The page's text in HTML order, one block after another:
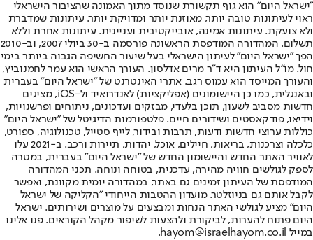
"ישראל היום" הוא גוף תקשורת שנוסד מתוך האמונה שהציבור הישראלי
ראוי לעיתונות טובה יותר, מאוזנת יותר ומדויקת יותר. עיתונות שמדברת
ולא צועקת. עיתונות אמינה, אובייקטיבית ועניינית. עיתונות אחרת וללא
תשלום. המהדורה המודפסת הראשונה פורסמה ב-30 ביולי 2007, וב-2010
הפך "ישראל היום" לעיתון הישראלי בעל שיעור החשיפה הגבוה ביותר בימי
חול. מו"ל העיתון היא ד"ר מרים אדלסון. העורך הראשי הוא עמר לחמנוביץ,
והעורך המייסד הוא עמוס רגב. אתרי האינטרנט של "ישראל היום" בעברית
ובאנגלית, כמו כן היישומונים (אפליקציות) לאנדרואיד ול-iOS, מציגים
חדשות מסביב לשעון, תוכן בלעדי, מבזקים ועדכונים, ניתוחים ופרשנויות,
וידיאו, פודקאסטים ושידורים חיים. פלטפורמות הדיגיטל של "ישראל היום"
כוללות ערוצי חדשות ודעות, תרבות ובידור, לייף סטייל, טכנולוגיה, ספורט,
כלכלה וצרכנות, בריאות, חיילים, אוכל, יהדות, תיירות ורכב. ב-2021 עלו
לאוויר האתר החדש והיישומון החדש של "ישראל היום" בעברית, במטרה
לספק לגולשים חוויה מהירה, עדכנית, בטוחה ונוחה. תכני המהדורה
המודפסת של העיתון זמינים גם באתר, במהדורה יומית מקוונת, ואפשר
לקבל אותם גם בניוזלטר. מועדון ההטבות הייחודי "הקליקה של ישראל
היום" מציע לגולשי האתר הנחות ומבצעים על מוצרים ושירותים. ישראל
היום פתוח להערות, לביקורת ולהצעות לשיפור מקהל הקוראים. פנו אלינו
במייל hayom@israelhayom.co.il.